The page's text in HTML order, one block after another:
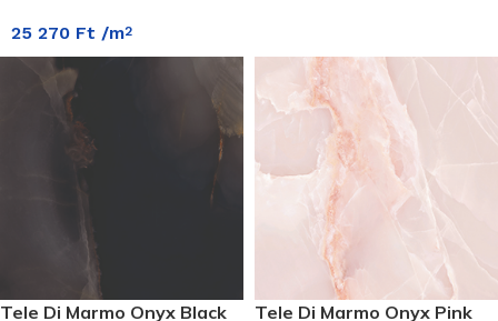
25 270 Ft /m2
Tele Di Marmo Onyx Black
Tele Di Marmo Onyx Pink